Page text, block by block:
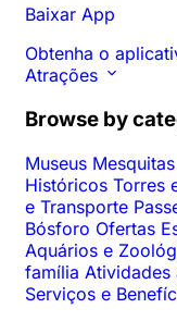
Baixar App
Obtenha o
Atrações
Browse by
Museus
Históricos Torres
e Transporte
Bósforo Ofertas
Aquários e
família
Serviços e